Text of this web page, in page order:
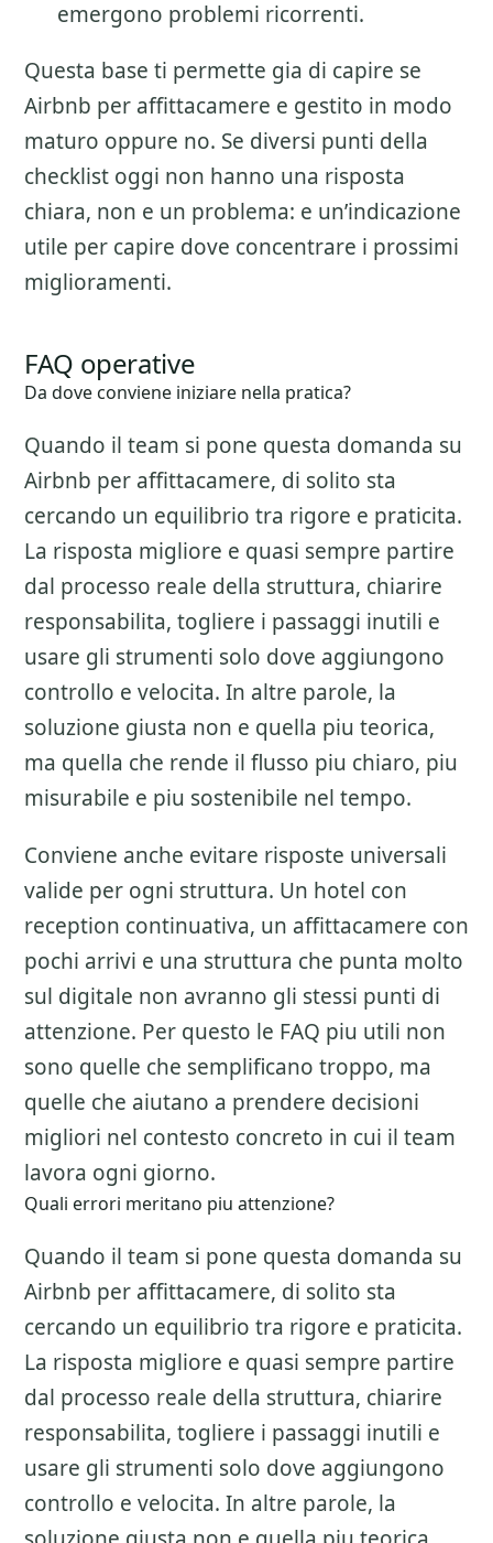
emergono problemi ricorrenti.
Questa base ti permette gia di capire se
Airbnb per affittacamere e gestito in modo
maturo oppure no. Se diversi punti della
checklist oggi non hanno una risposta
chiara, non e un problema: e un’indicazione
utile per capire dove concentrare i prossimi
miglioramenti.
FAQ operative
Da dove conviene iniziare nella pratica?
Quando il team si pone questa domanda su
Airbnb per affittacamere, di solito sta
cercando un equilibrio tra rigore e praticita.
La risposta migliore e quasi sempre partire
dal processo reale della struttura, chiarire
responsabilita, togliere i passaggi inutili e
usare gli strumenti solo dove aggiungono
controllo e velocita. In altre parole, la
soluzione giusta non e quella piu teorica,
ma quella che rende il flusso piu chiaro, piu
misurabile e piu sostenibile nel tempo.
Conviene anche evitare risposte universali
valide per ogni struttura. Un hotel con
reception continuativa, un affittacamere con
pochi arrivi e una struttura che punta molto
sul digitale non avranno gli stessi punti di
attenzione. Per questo le FAQ piu utili non
sono quelle che semplificano troppo, ma
quelle che aiutano a prendere decisioni
migliori nel contesto concreto in cui il team
lavora ogni giorno.
Quali errori meritano piu attenzione?
Quando il team si pone questa domanda su
Airbnb per affittacamere, di solito sta
cercando un equilibrio tra rigore e praticita.
La risposta migliore e quasi sempre partire
dal processo reale della struttura, chiarire
responsabilita, togliere i passaggi inutili e
usare gli strumenti solo dove aggiungono
controllo e velocita. In altre parole, la